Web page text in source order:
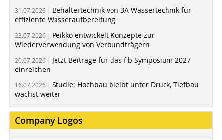
31.07.2026 | Behältertechnik von 3A Wassertechnik für
effiziente Wasseraufbereitung
23.07.2026 | Peikko entwickelt Konzepte zur
Wiederverwendung von Verbundträgern
20.07.2026 | Jetzt Beiträge für das fib Symposium 2027
einreichen
16.07.2026 | Studie: Hochbau bleibt unter Druck, Tiefbau
wächst weiter
Company Logos